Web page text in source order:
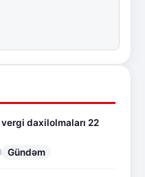
daxilolmaları 22
Gündəm